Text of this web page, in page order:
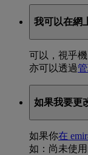
我可以在網
可以，視乎
亦可以透過
如果我要更
如果你在
如：尚未使